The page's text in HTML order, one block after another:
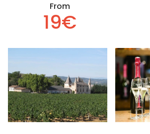
From
19€